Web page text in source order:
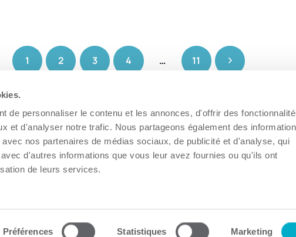
de personnaliser le contenu et les annonces, d'offrir des
et d'analyser notre trafic. Nous partageons également des
nos partenaires de médias sociaux, de publicité et d'analyse, qui
d'autres informations que vous leur avez fournies ou qu'ils ont
de leurs services.
Préférences Statistiques Marketing
1 2 3 4 … 11
|Politique de confidentialité